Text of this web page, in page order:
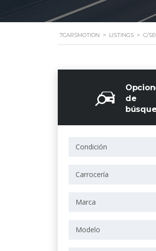
7CARSMOTION > LISTINGS > C/
de
Condición
Carrocería
Marca
Modelo